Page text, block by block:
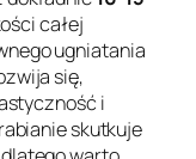
całej
ugniatania
się,
i
skutkuje